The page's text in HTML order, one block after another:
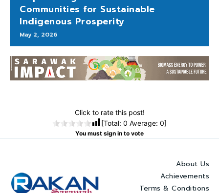
Communities for Sustainable
Indigenous Prosperity
May 2, 2026
Click to rate this post!
[Total: 0 Average: 0]
You must sign in to vote
About Us
Achievements
Terms & Conditions